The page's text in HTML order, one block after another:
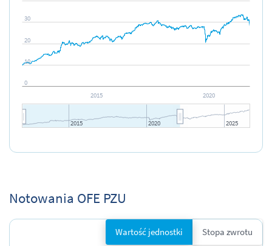
2015 2020
0
10
20
30
2015 2020
2025
Notowania OFE PZU
Wartość jednostki Stopa zwrotu